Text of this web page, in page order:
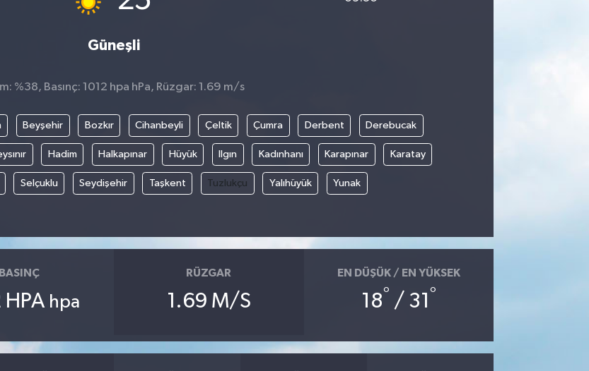
Güneşli
%38, Basınç: 1012 hpa hPa, Rüzgar: 1.69 m/s
Beyşehir Bozkır Cihanbeyli Çeltik Çumra Derbent Derebucak
Hadim Halkapınar Hüyük Ilgın Kadınhanı Karapınar Karatay
Selçuklu Seydişehir Taşkent Tuzlukçu Yalıhüyük Yunak
BASINÇ
HPA hpa
RÜZGAR
1.69 M/S
EN DÜŞÜK / EN YÜKSEK
18° / 31 °